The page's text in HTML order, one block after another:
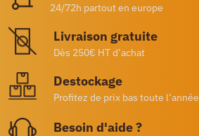
24/72h partout en europe
Livraison gratuite
Dès 250€ HT d’achat
Destockage
Profitez de prix bas toute l’année
Besoin d'aide ?